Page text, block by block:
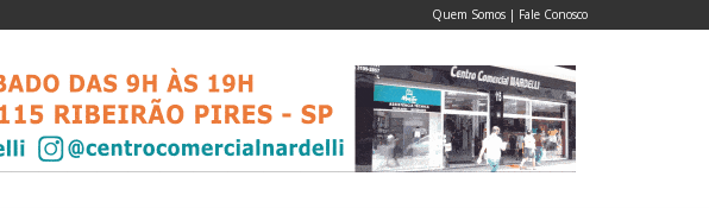
Quem Somos | Fale Conosco